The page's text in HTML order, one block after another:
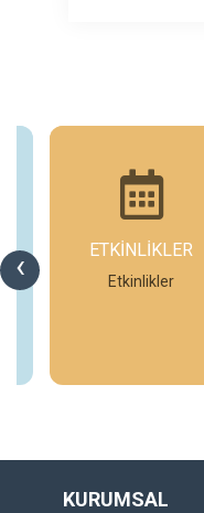
‹ ETKİNLİKLER
Etkinlikler
KURUMSAL